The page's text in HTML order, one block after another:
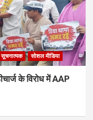
सूचनात्मक सोशल मीडिया
के विरोध में AAP